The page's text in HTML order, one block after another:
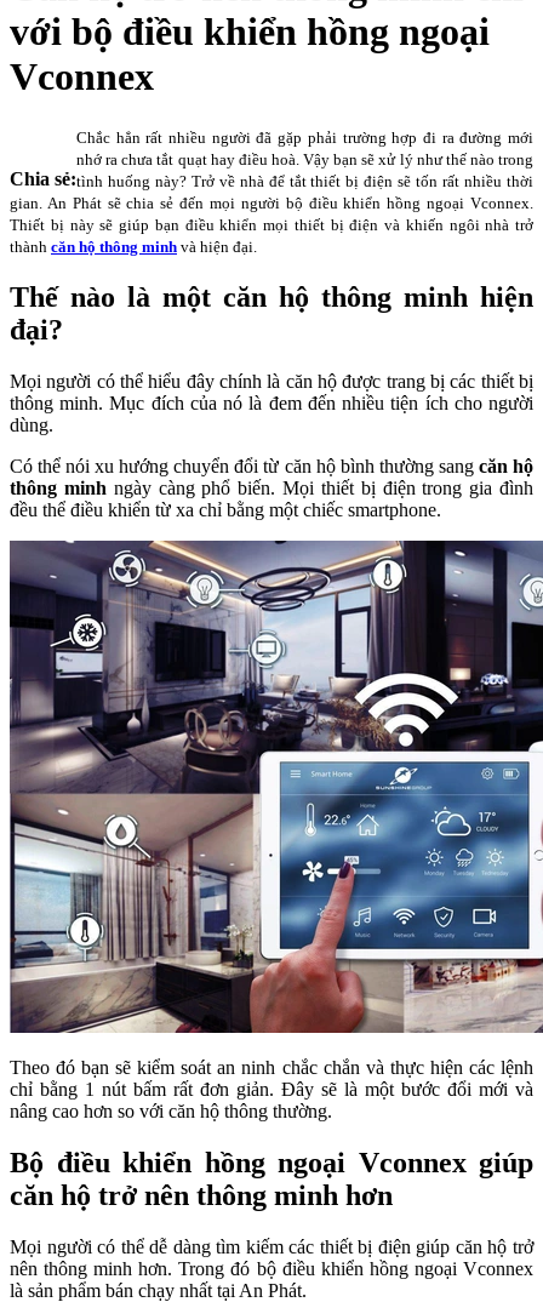
với bộ điều khiển hồng ngoại
Vconnex
Chia sẻ:
Chắc hẳn rất nhiều người đã gặp phải trường hợp đi ra đường mới
nhớ ra chưa tắt quạt hay điều hoà. Vậy bạn sẽ xử lý như thế nào trong
tình huống này? Trở về nhà để tắt thiết bị điện sẽ tốn rất nhiều thời
gian. An Phát sẽ chia sẻ đến mọi người bộ điều khiển hồng ngoại Vconnex.
Thiết bị này sẽ giúp bạn điều khiển mọi thiết bị điện và khiến ngôi nhà trở
thành căn hộ thông minh và hiện đại.
Thế nào là một căn hộ thông minh hiện
đại?
Mọi người có thể hiểu đây chính là căn hộ được trang bị các thiết bị
thông minh. Mục đích của nó là đem đến nhiều tiện ích cho người
dùng.
Có thể nói xu hướng chuyển đổi từ căn hộ bình thường sang căn hộ
thông minh ngày càng phổ biến. Mọi thiết bị điện trong gia đình
đều thể điều khiển từ xa chỉ bằng một chiếc smartphone.
Theo đó bạn sẽ kiểm soát an ninh chắc chắn và thực hiện các lệnh
chỉ bằng 1 nút bấm rất đơn giản. Đây sẽ là một bước đổi mới và
nâng cao hơn so với căn hộ thông thường.
Bộ điều khiển hồng ngoại Vconnex giúp
căn hộ trở nên thông minh hơn
Mọi người có thể dễ dàng tìm kiếm các thiết bị điện giúp căn hộ trở
nên thông minh hơn. Trong đó bộ điều khiển hồng ngoại Vconnex
là sản phẩm bán chạy nhất tại An Phát.